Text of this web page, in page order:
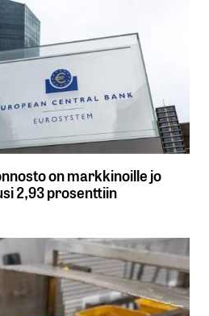
on markkinoille jo
2,93 prosenttiin